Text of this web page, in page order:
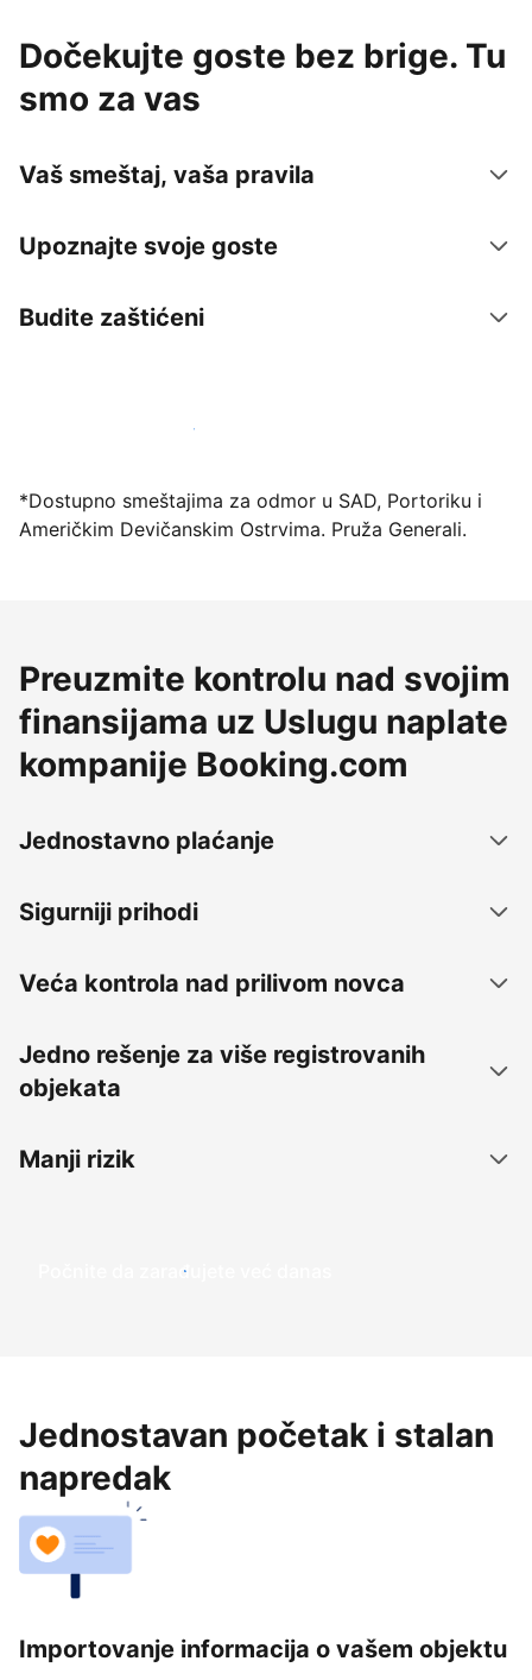
Dočekujte goste bez brige. Tu
smo za vas
Vaš smeštaj, vaša pravila
Upoznajte svoje goste
Budite zaštićeni
Registrujte svoj objekat već danas
*Dostupno smeštajima za odmor u SAD, Portoriku i
Američkim Devičanskim Ostrvima. Pruža Generali.
Preuzmite kontrolu nad svojim
finansijama uz Uslugu naplate
kompanije Booking.com
Jednostavno plaćanje
Sigurniji prihodi
Veća kontrola nad prilivom novca
Jedno rešenje za više registrovanih
objekata
Manji rizik
Počnite da zarađujete već danas
Jednostavan početak i stalan
napredak
Importovanje informacija o vašem objektu